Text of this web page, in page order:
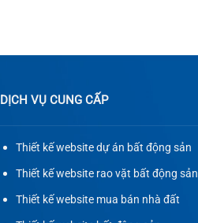
DỊCH VỤ CUNG CẤP
Thiết kế website dự án bất động sản
Thiết kế website rao vặt bất động sản
Thiết kế website mua bán nhà đất